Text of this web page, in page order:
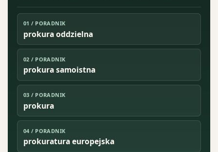
01 / PORADNIK
prokura oddzielna
02 / PORADNIK
prokura samoistna
03 / PORADNIK
prokura
04 / PORADNIK
prokuratura europejska